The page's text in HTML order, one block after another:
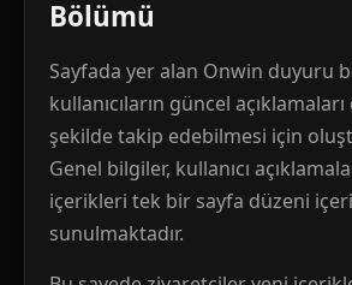
Bölümü
Sayfada yer alan Onwin duyuru
kullanıcıların güncel
şekilde takip edebilmesi için
Genel bilgiler, kullanıcı
içerikleri tek bir sayfa düzeni
sunulmaktadır.